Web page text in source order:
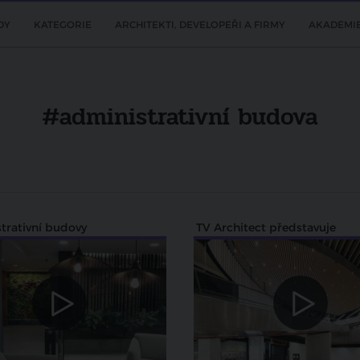
KATEGORIE ARCHITEKTI, DEVELOPEŘI A FIRMY
#administrativní budova
budovy TV Architect představuje